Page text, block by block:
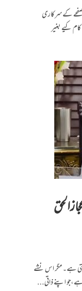
کے سرکاری
کیے بغیر
ہے۔ مگر اس نشے
اپنے ذاتی...